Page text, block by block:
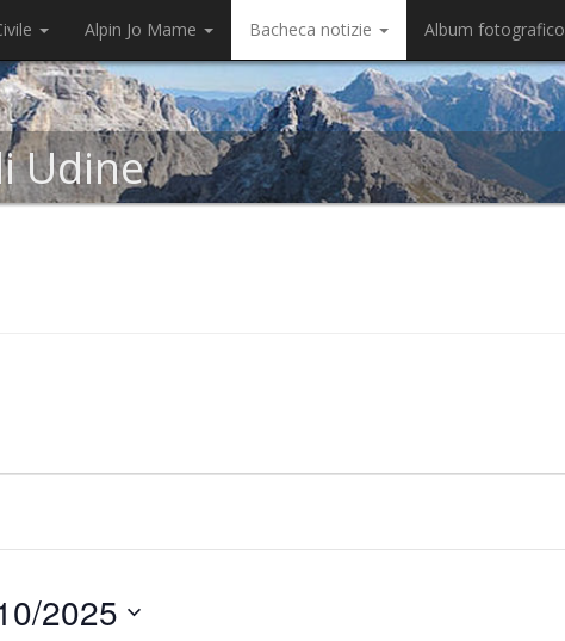
Alpin Jo Mame Bacheca notizie Album fotografico
Udine
2025